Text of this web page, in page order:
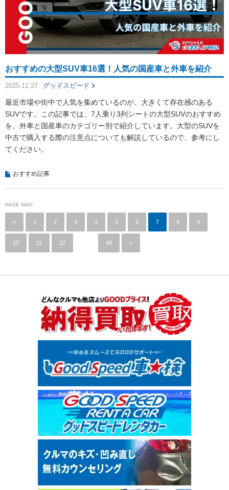
おすすめの大型SUV車16選！人気の国産車と外車を紹介
2025.11.27 グッドスピード
最近市場や街中で人気を集めているのが、大きくて存在感のある
SUVです。この記事では、7人乗り3列シートの大型SUVのおすすめ
を、外車と国産車のカテゴリー別で紹介しています。大型のSUVを
中古で購入する際の注意点についても解説しているので、参考にし
てください。
おすすめ記事
PAGE NAVI
« 1 2 3 4 5 6 7 8 9
10 11 12 48 »